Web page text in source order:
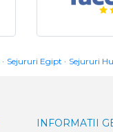
Sejururi Egipt Sejururi
INFORMATII